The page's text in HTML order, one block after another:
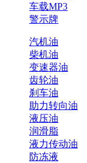
车载MP3
警示牌
汽机油
柴机油
变速器油
齿轮油
刹车油
助力转向油
液压油
润滑脂
液力传动油
防冻液